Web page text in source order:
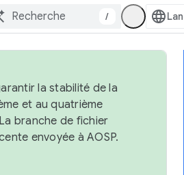
/
la stabilité de la
et au quatrième
branche de fichier
envoyée à AOSP.